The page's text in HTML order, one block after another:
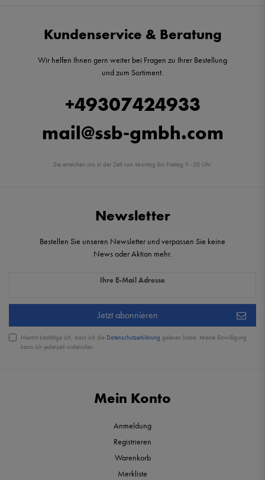
Kundenservice & Beratung
Wir helfen Ihnen gern weiter bei Fragen zu Ihrer Bestellung
und zum Sortiment.
+49307424933
mail@ssb-gmbh.com
Sie erreichen uns in der Zeit von Montag bis Freitag 9 -20 Uhr.
Mein Konto
Anmeldung
Registrieren
Warenkorb
Merkliste
Newsletter
Bestellen Sie unseren Newsletter und verpassen Sie keine
News oder Aktion mehr.
Ihre E-Mail Adresse
Newsletter Honig
Jetzt abonnieren
Hiermit bestätige ich, dass ich die Daten­schutz­erklärung gelesen habe. Meine Einwilligung
kann ich jederzeit widerrufen.